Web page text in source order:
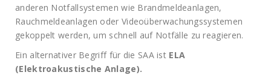
anderen Notfallsystemen wie Brandmeldeanlagen,
Rauchmeldeanlagen oder Videoüberwachungssystemen
gekoppelt werden, um schnell auf Notfälle zu reagieren.
Ein alternativer Begriff für die SAA ist ELA
(Elektroakustische Anlage).